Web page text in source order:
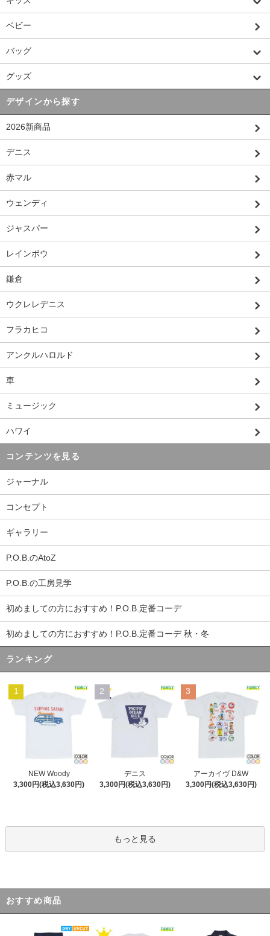
ベビー
バッグ
グッズ
デザインから探す
2026新商品
デニス
赤マル
ウェンディ
ジャスパー
レインボウ
鎌倉
ウクレレデニス
フラカヒコ
アンクルハロルド
車
ミュージック
ハワイ
コンテンツを見る
ジャーナル
コンセプト
ギャラリー
P.O.B.のAtoZ
P.O.B.の工房見学
初めましての方におすすめ！P.O.B.定番コーデ
初めましての方におすすめ！P.O.B.定番コーデ 秋・冬
ランキング
1
NEW Woody
3,300円(税込3,630円)
2
デニス
3,300円(税込3,630円)
3
アーカイヴ D&W
3,300円(税込3,630円)
もっと見る
おすすめ商品